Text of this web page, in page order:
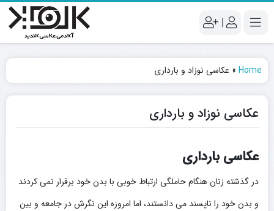
|
Home
» عکاسی نوزاد و بارداری
عکاسی نوزاد و بارداری
عکاسی بارداری
در گذشته زنان هنگام حاملگی ارتباط خوبی با بدن خود برقرار نمی کردند
و بدن خود را ناپسند می دانستند، اما امروزه این نگرش در جامعه و بین